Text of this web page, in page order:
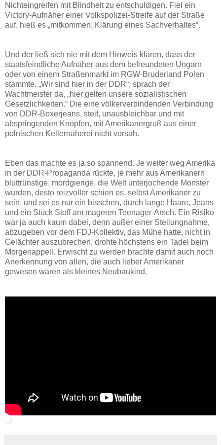
Nichteingreifen mit Blindheit zu entschuldigen. Fiel ein
Victory-Aufnäher einer Volkspolizei-Streife auf der Straße
auf, hieß es „mitkommen, Klärung eines Sachverhaltes“.
Und der ließ sich nie mit dem Hinweis klären, dass der
staatsfeindliche Aufnäher aus dem befreundeten Ungarn
oder von einem Straßenmarkt im RGW-Bruderland Polen
stammte. „Wir sind hier in der DDR“, sprach der
Wachtmeister da, „hier gelten unsere sozialistischen
Gesetzlichkeiten.“ Die eine völkerverbindenden Verbindung
von DDR-Boxerjeans, steif, unausbleichbar und mit
abspringenden Knöpfen, mit Amerikanergruß aus einer
polnischen Kellernäherei nicht vorsah.
Eben das machte es ja so spannend. Je weiter weg Amerika
in der DDR-Propaganda rückte, je mehr aus Amerikanern
bluttrünstige, mordgierige, die Welt unterjochende Monster
wurden, desto reizvoller schien es, selbst Amerikaner zu
sein, und sei es nur ein bisschen, durch lange Haare, Jeans
und ein Stück Stoff am mageren Teenager-Arsch. Ein Risiko
war ja auch kaum dabei, denn außer einer Stellungnahme,
abzugeben vor dem FDJ-Kollektiv, das Mühe hatte, nicht in
Gelächter auszubrechen, drohte höchstens ein Tadel beim
Morgenappell. Erwischt zu werden brachte damit auch noch
Anerkennung von allen, die auch lieber Amerikaner
gewesen wären als kleines Neubaukind.